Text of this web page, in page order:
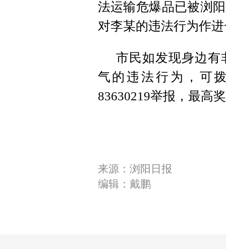
法运输危爆品已被浏
对李某的违法行为作
市民如发现身边有
气的违法行为，可
83630219举报，最高
来源：浏阳日报
编辑：戴鹏